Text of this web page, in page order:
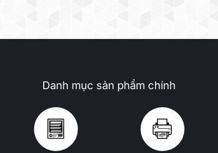
Danh mục sản phẩm chính